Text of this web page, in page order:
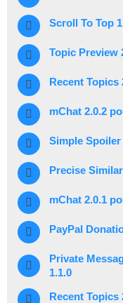
Scroll To Top
Topic Preview
Recent Topics
mChat 2.0.2
Simple Spoiler
Precise
mChat 2.0.1
PayPal
Private
1.1.0
Recent Topics